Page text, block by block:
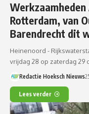
Werkzaamheden
Rotterdam, van
Barendrecht dit
Heinenoord -
vrijdag 28 op zaterdag 29
Redactie Hoeksch Nieuws
Lees verder